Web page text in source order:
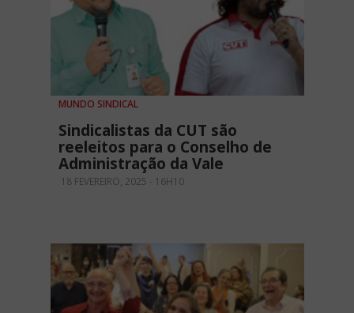
MUNDO SINDICAL
Sindicalistas da CUT são
reeleitos para o Conselho de
Administração da Vale
18 FEVEREIRO, 2025 - 16H10